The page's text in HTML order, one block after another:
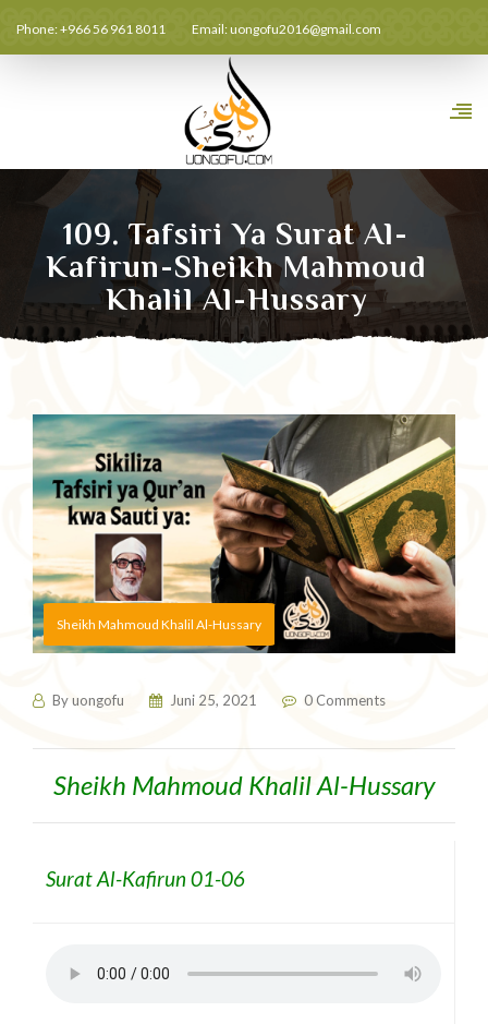
Phone: +966 56 961 8011 Email:uongofu2016@gmail.com
109. Tafsiri Ya Surat Al-
Kafirun-Sheikh Mahmoud
Khalil Al-Hussary
Sheikh Mahmoud Khalil Al-Hussary
Byuongofu Juni 25, 2021 0 Comments
Sheikh Mahmoud Khalil Al-Hussary
Surat Al-Kafirun 01-06